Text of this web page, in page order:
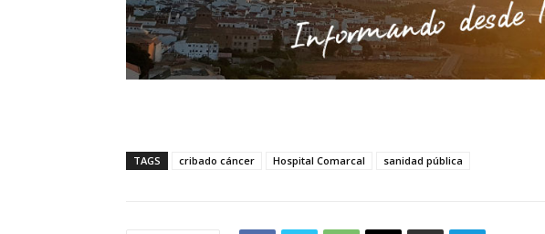
TAGS cribado cáncer Hospital Comarcal sanidad pública